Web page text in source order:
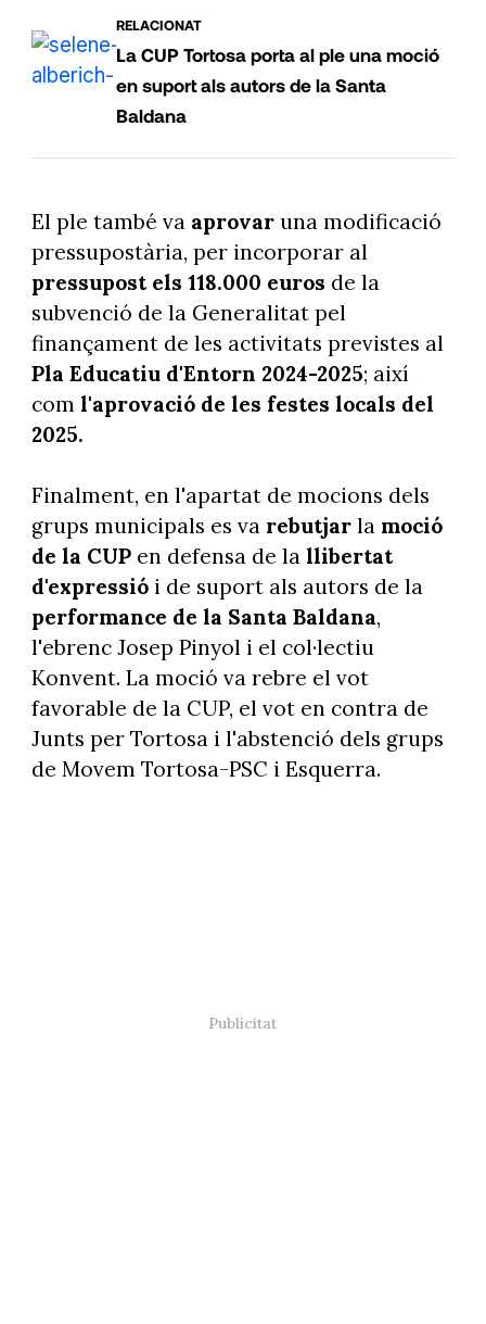
RELACIONAT
La CUP Tortosa porta al ple una moció
en suport als autors de la Santa
Baldana
El ple també va aprovaruna modificació
pressupostària, per incorporar al
pressupost els 118.000 euros de la
subvenció de la Generalitat pel
finançament de les activitats previstes al
Pla Educatiu d'Entorn 2024-2025; així
com l'aprovació de les festes locals del
2025.
Finalment, en l'apartat de mocions dels
grups municipals es va rebutjarla moció
de la CUPen defensa de la llibertat
d'expressiói de suport als autors de la
performance de la Santa Baldana,
l'ebrenc Josep Pinyol i el col·lectiu
Konvent. La moció va rebre el vot
favorable de la CUP, el vot en contra de
Junts per Tortosa i l'abstenció dels grups
de Movem Tortosa-PSC i Esquerra.